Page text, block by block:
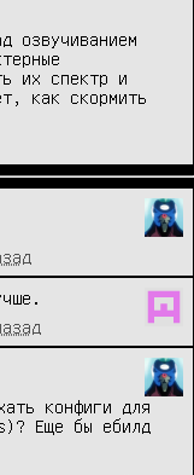
озвучиванием
их спектр и
как скормить
конфиги для
Еще бы ебилд